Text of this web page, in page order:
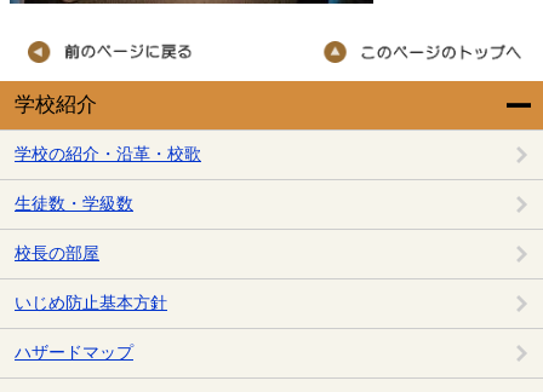
学校紹介
学校の紹介・沿革・校歌
生徒数・学級数
校長の部屋
いじめ防止基本方針
ハザードマップ